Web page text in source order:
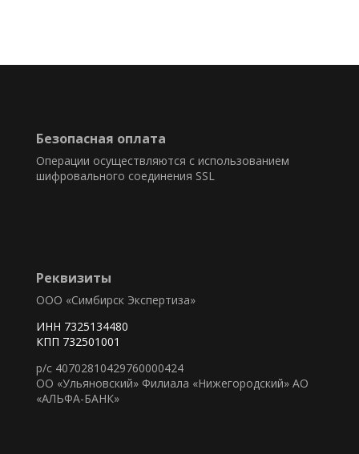
Безопасная оплата
Реквизиты
ООО «Симбирск Экспертиза»
ИНН 7325134480
КПП 732501001
р/с 40702810429760000424
ОО «Ульяновский» Филиала «Нижегородский» АО
«АЛЬФА-БАНК»